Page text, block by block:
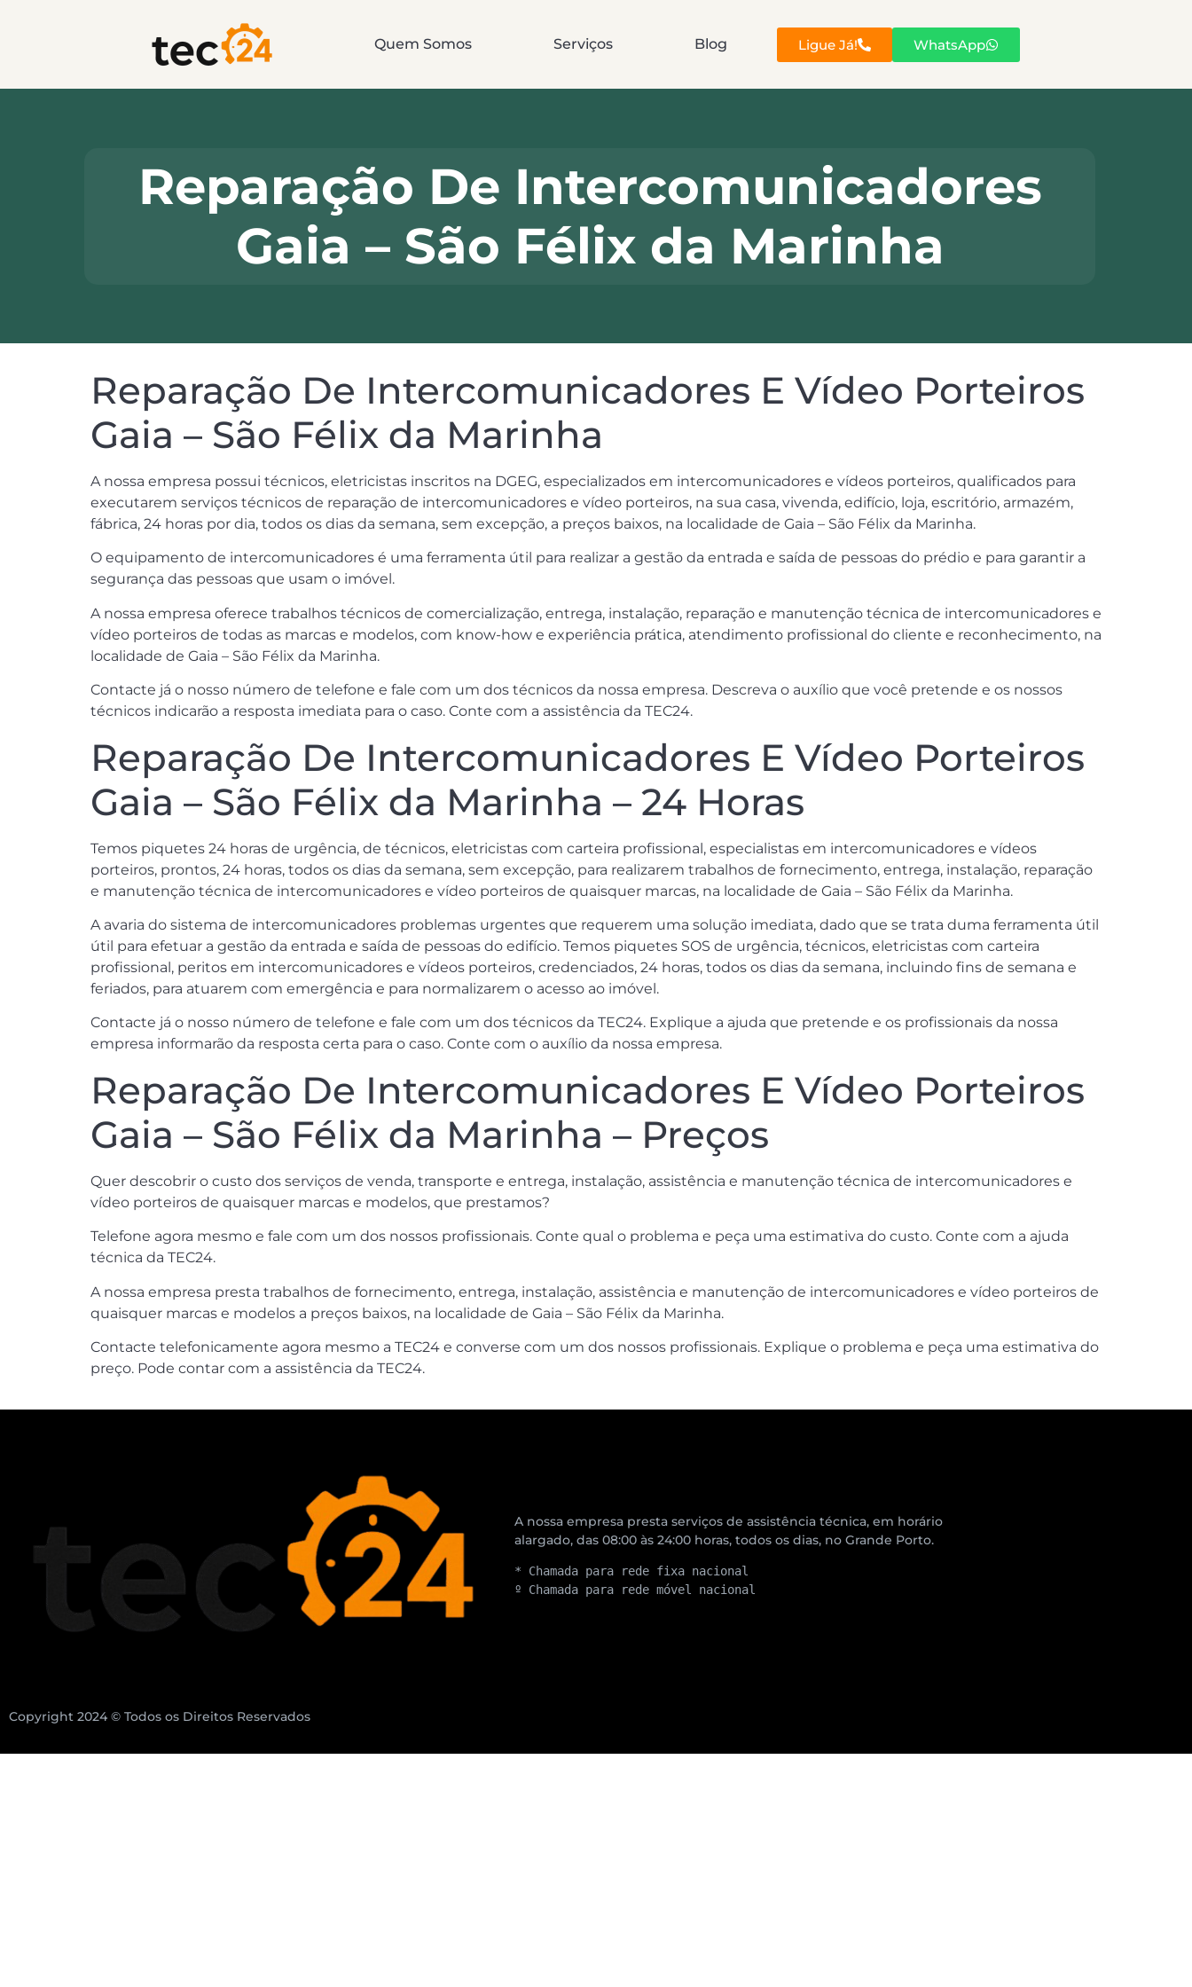
Quem Somos Serviços Blog Ligue Já! WhatsApp
Reparação De Intercomunicadores
Gaia – São Félix da Marinha
Reparação De Intercomunicadores E Vídeo Porteiros
Gaia – São Félix da Marinha
A nossa empresa possui técnicos, eletricistas inscritos na DGEG, especializados em intercomunicadores e vídeos porteiros, qualificados para
executarem serviços técnicos de reparação de intercomunicadores e vídeo porteiros, na sua casa, vivenda, edifício, loja, escritório, armazém,
fábrica, 24 horas por dia, todos os dias da semana, sem excepção, a preços baixos, na localidade de Gaia – São Félix da Marinha.
O equipamento de intercomunicadores é uma ferramenta útil para realizar a gestão da entrada e saída de pessoas do prédio e para garantir a
segurança das pessoas que usam o imóvel.
A nossa empresa oferece trabalhos técnicos de comercialização, entrega, instalação, reparação e manutenção técnica de intercomunicadores e
vídeo porteiros de todas as marcas e modelos, com know-how e experiência prática, atendimento profissional do cliente e reconhecimento, na
localidade de Gaia – São Félix da Marinha.
Contacte já o nosso número de telefone e fale com um dos técnicos da nossa empresa. Descreva o auxílio que você pretende e os nossos
técnicos indicarão a resposta imediata para o caso. Conte com a assistência da TEC24.
Reparação De Intercomunicadores E Vídeo Porteiros
Gaia – São Félix da Marinha – 24 Horas
Temos piquetes 24 horas de urgência, de técnicos, eletricistas com carteira profissional, especialistas em intercomunicadores e vídeos
porteiros, prontos, 24 horas, todos os dias da semana, sem excepção, para realizarem trabalhos de fornecimento, entrega, instalação, reparação
e manutenção técnica de intercomunicadores e vídeo porteiros de quaisquer marcas, na localidade de Gaia – São Félix da Marinha.
A avaria do sistema de intercomunicadores problemas urgentes que requerem uma solução imediata, dado que se trata duma ferramenta útil
útil para efetuar a gestão da entrada e saída de pessoas do edifício. Temos piquetes SOS de urgência, técnicos, eletricistas com carteira
profissional, peritos em intercomunicadores e vídeos porteiros, credenciados, 24 horas, todos os dias da semana, incluindo fins de semana e
feriados, para atuarem com emergência e para normalizarem o acesso ao imóvel.
Contacte já o nosso número de telefone e fale com um dos técnicos da TEC24. Explique a ajuda que pretende e os profissionais da nossa
empresa informarão da resposta certa para o caso. Conte com o auxílio da nossa empresa.
Reparação De Intercomunicadores E Vídeo Porteiros
Gaia – São Félix da Marinha – Preços
Quer descobrir o custo dos serviços de venda, transporte e entrega, instalação, assistência e manutenção técnica de intercomunicadores e
vídeo porteiros de quaisquer marcas e modelos, que prestamos?
Telefone agora mesmo e fale com um dos nossos profissionais. Conte qual o problema e peça uma estimativa do custo. Conte com a ajuda
técnica da TEC24.
A nossa empresa presta trabalhos de fornecimento, entrega, instalação, assistência e manutenção de intercomunicadores e vídeo porteiros de
quaisquer marcas e modelos a preços baixos, na localidade de Gaia – São Félix da Marinha.
Contacte telefonicamente agora mesmo a TEC24 e converse com um dos nossos profissionais. Explique o problema e peça uma estimativa do
preço. Pode contar com a assistência da TEC24.
A nossa empresa presta serviços de assistência técnica, em horário
alargado, das 08:00 às 24:00 horas, todos os dias, no Grande Porto.
* Chamada para rede fixa nacional
º Chamada para rede móvel nacional
Copyright 2024 © Todos os Direitos Reservados